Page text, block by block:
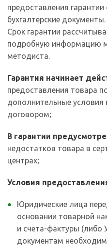
предоставления
бухгалтерские документы.
Срок гарантии
подробную информацию
методиста.
Гарантия начинает
предоставления товара
дополнительные условия
договором;
В гарантии
недостатков товара в
центрах;
Условия
Юридические лица
основании товарной
и счета-фактуры
документам